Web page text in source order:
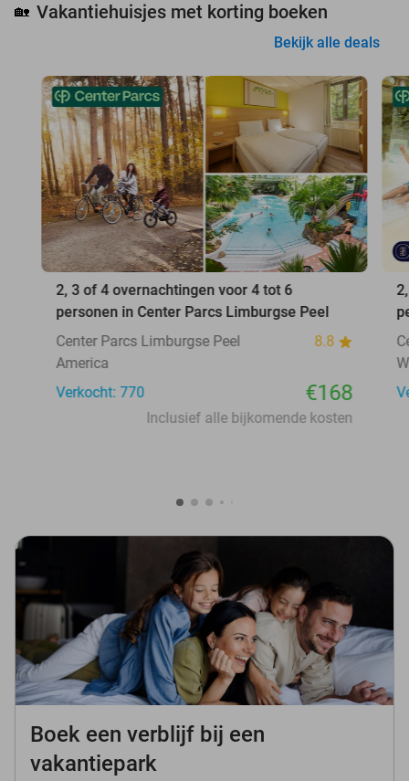
🏡 Vakantiehuisjes met korting boeken
Bekijk alle deals
2, 3 of 4 overnachtingen voor 4 tot 6
personen in Center Parcs Limburgse Peel
Center Parcs Limburgse Peel
8.8
America
Verkocht: 770
€168
Inclusief alle bijkomende kosten
Boek een verblijf bij een
vakantiepark